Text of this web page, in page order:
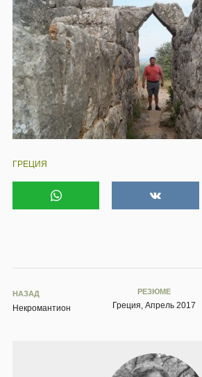
ГРЕЦИЯ
НАЗАД
Некромантион
РЕЗЮМЕ
Греция, Апрель 2017